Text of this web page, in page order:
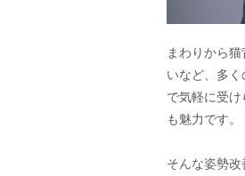
まわりから
いなど、多
で気軽に受
も魅力です。
そんな姿勢